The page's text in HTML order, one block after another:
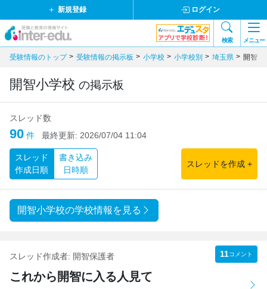
新規登録 ログイン
検索 メニュー
受験情報のトップ 受験情報の掲示板 小学校 小学校別 埼玉県 開智小
開智小学校 の掲示板
スレッド数
90 件 最終更新: 2026/07/04 11:04
スレッド
作成日順
書き込み
日時順
スレッドを作成 +
開智小学校の学校情報を見る
スレッド作成者: 開智保護者 11コメント
これから開智に入る人見て